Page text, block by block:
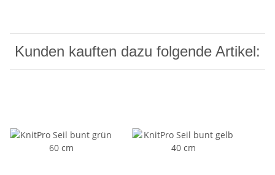
Kunden kauften dazu folgende Artikel: